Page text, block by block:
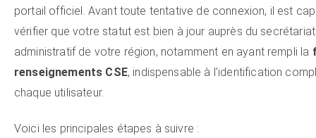
portail officiel. Avant toute tentative de connexion, il est
vérifier que votre statut est bien à jour auprès du secrétariat
administratif de votre région, notamment en ayant rempli la
renseignements CSE, indispensable à l’identification
chaque utilisateur.
Voici les principales étapes à suivre :